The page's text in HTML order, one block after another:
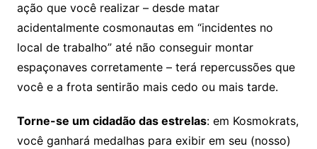
ação que você realizar – desde matar
acidentalmente cosmonautas em “incidentes no
local de trabalho” até não conseguir montar
espaçonaves corretamente – terá repercussões que
você e a frota sentirão mais cedo ou mais tarde.
Torne-se um cidadão das estrelas: em Kosmokrats,
você ganhará medalhas para exibir em seu (nosso)